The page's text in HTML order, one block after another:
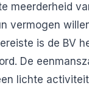
meerderheid
vermogen
is de BV
De
lichte